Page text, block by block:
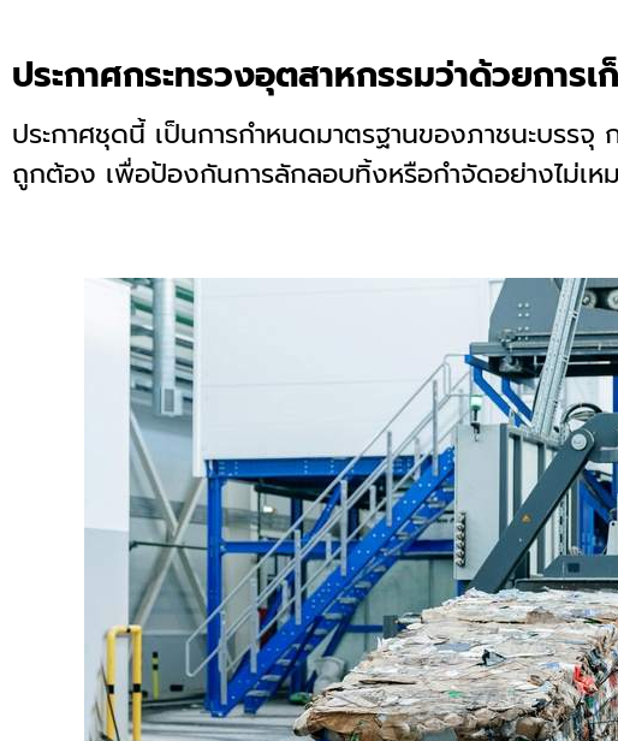
ประกาศกระทรวงอุตสาหกรรมว่าด้วยการ
ประกาศชุดนี้ เป็นการกำหนดมาตรฐานของภาชนะบรร
ถูกต้อง เพื่อป้องกันการลักลอบทิ้งหรือกำจัดอย่างไม่เห